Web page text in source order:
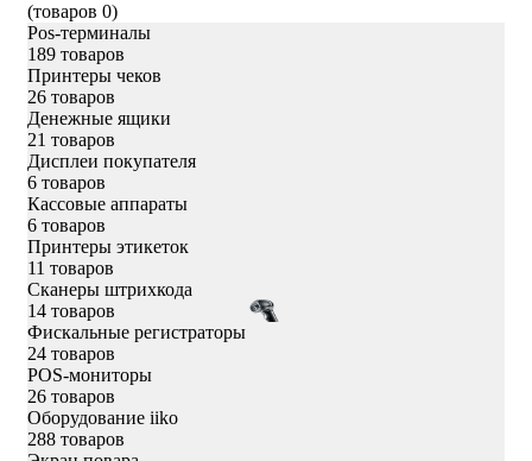
(товаров 0)
Pos-терминалы
189 товаров
Принтеры чеков
26 товаров
Денежные ящики
21 товаров
Дисплеи покупателя
6 товаров
Кассовые аппараты
6 товаров
Принтеры этикеток
11 товаров
Сканеры штрихкода
14 товаров
Фискальные регистраторы
24 товаров
POS-мониторы
26 товаров
Оборудование iiko
288 товаров